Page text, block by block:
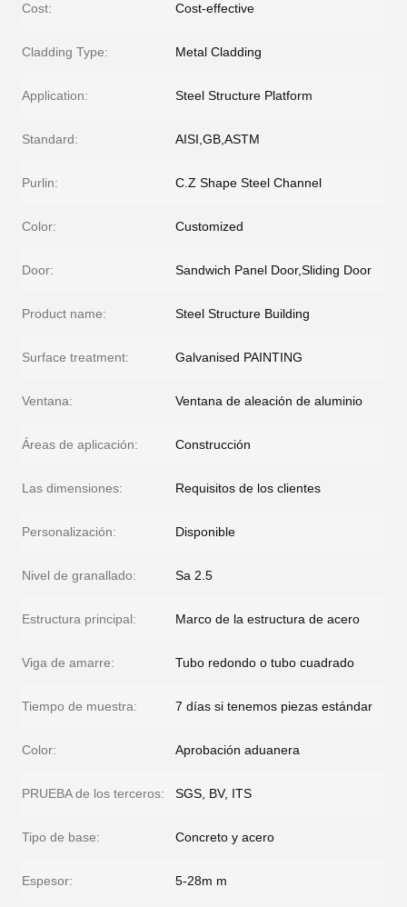
Cost: Cost-effective
Cladding Type: Metal Cladding
Application: Steel Structure Platform
Standard: AISI,GB,ASTM
Purlin: C.Z Shape Steel Channel
Color: Customized
Door: Sandwich Panel Door,Sliding Door
Product name: Steel Structure Building
Surface treatment: Galvanised PAINTING
Ventana: Ventana de aleación de aluminio
Áreas de aplicación: Construcción
Las dimensiones: Requisitos de los clientes
Personalización: Disponible
Nivel de granallado: Sa 2.5
Estructura principal: Marco de la estructura de acero
Viga de amarre: Tubo redondo o tubo cuadrado
Tiempo de muestra: 7 días si tenemos piezas estándar
Color: Aprobación aduanera
PRUEBA de los terceros: SGS, BV, ITS
Tipo de base: Concreto y acero
Espesor: 5-28m m